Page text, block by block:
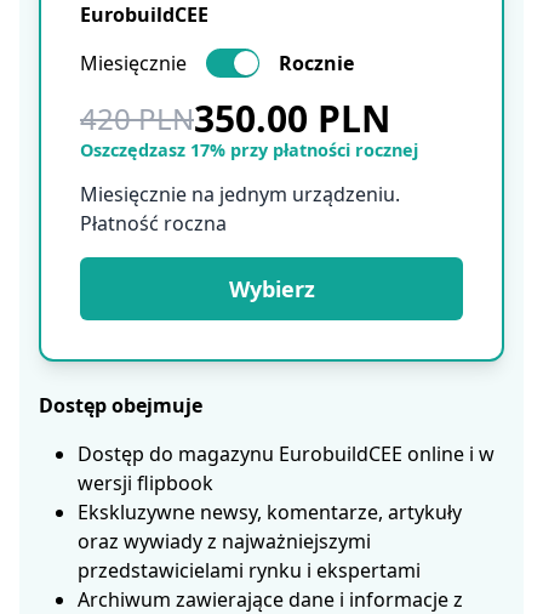
EurobuildCEE
Miesięcznie
Rocznie
420 PLN350.00 PLN
Oszczędzasz 17% przy płatności rocznej
Miesięcznie na jednym urządzeniu.
Płatność roczna
Wybierz
Dostęp obejmuje
Dostęp do magazynu EurobuildCEE online i w
wersji flipbook
Ekskluzywne newsy, komentarze, artykuły
oraz wywiady z najważniejszymi
przedstawicielami rynku i ekspertami
Archiwum zawierające dane i informacje z